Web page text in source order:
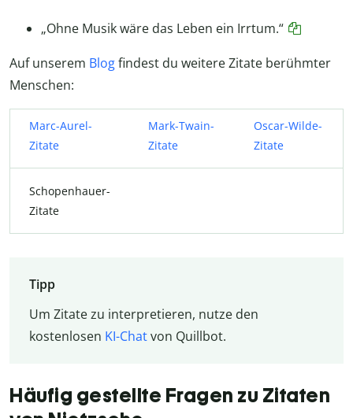
„Ohne Musik wäre das Leben ein Irrtum.“
Auf unserem Blogfindest du weitere Zitate berühmter
Menschen:
Marc-Aurel-
Zitate
Mark-Twain-
Zitate
Oscar-Wilde-
Zitate
Schopenhauer-
Zitate
Tipp
Um Zitate zu interpretieren, nutze den
kostenlosen KI-Chatvon Quillbot.
Häufig gestellte Fragen zu Zitaten